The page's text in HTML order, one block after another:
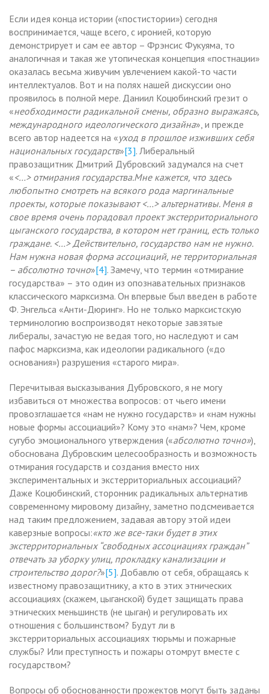
Если идея конца истории («постистории») сегодня
воспринимается, чаще всего, с иронией, которую
демонстрирует и сам ее автор – Фрэнсис Фукуяма, то
аналогичная и такая же утопическая концепция «постнации»
оказалась весьма живучим увлечением какой-то части
интеллектуалов. Вот и на полях нашей дискуссии оно
проявилось в полной мере. Даниил Коцюбинский грезит о
«необходимости радикальной смены, образно выражаясь,
международного идеологического дизайна», и прежде
всего автор надеется на «уход в прошлое изживших себя
национальных государств»[3]. Либеральный
правозащитник Дмитрий Дубровский задумался на счет
«<…> отмирания государства.Мне кажется, что здесь
любопытно смотреть на всякого рода маргинальные
проекты, которые показывают <…> альтернативы. Меня в
свое время очень порадовал проект экстерриториального
цыганского государства, в котором нет границ, есть только
граждане. <…> Действительно, государство нам не нужно.
Нам нужна новая форма ассоциаций, не территориальная
– абсолютно точно»[4]. Замечу, что термин «отмирание
государства» – это один из опознавательных признаков
классического марксизма. Он впервые был введен в работе
Ф. Энгельса «Анти-Дюринг». Но не только марксистскую
терминологию воспроизводят некоторые завзятые
либералы, зачастую не ведая того, но наследуют и сам
пафос марксизма, как идеологии радикального («до
основания») разрушения «старого мира».
Перечитывая высказывания Дубровского, я не могу
избавиться от множества вопросов: от чьего имени
провозглашается «нам не нужно государств» и «нам нужны
новые формы ассоциаций»? Кому это «нам»? Чем, кроме
сугубо эмоционального утверждения («абсолютно точно»),
обоснована Дубровским целесообразность и возможность
отмирания государств и создания вместо них
экспериментальных и экстерриториальных ассоциаций?
Даже Коцюбинский, сторонник радикальных альтернатив
современному мировому дизайну, заметно подсмеивается
над таким предложением, задавая автору этой идеи
каверзные вопросы:«кто же все-таки будет в этих
экстерриториальных “свободных ассоциациях граждан”
отвечать за уборку улиц, прокладку канализации и
строительство дорог?»[5]. Добавлю от себя, обращаясь к
известному правозащитнику, а кто в этих этнических
ассоциациях (скажем, цыганской) будет защищать права
этнических меньшинств (не цыган) и регулировать их
отношения с большинством? Будут ли в
экстерриториальных ассоциациях тюрьмы и пожарные
службы? Или преступность и пожары отомрут вместе с
государством?
Вопросы об обоснованности прожектов могут быть заданы